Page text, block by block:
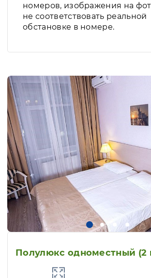
номеров, изображения на
не соответствовать реальной
обстановке в номере.
Полулюкс одноместный (2